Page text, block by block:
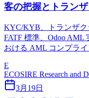
客の把握とトラン
KYC/KYB、トランザク
FATF 標準、Odoo AML
おける AML コンプライ
E
ECOSIRE Research and
3月19日